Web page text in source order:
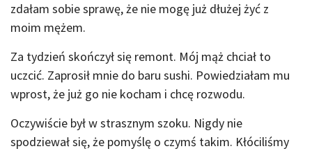
zdałam sobie sprawę, że nie mogę już dłużej żyć z
moim mężem.
Za tydzień skończył się remont. Mój mąż chciał to
uczcić. Zaprosił mnie do baru sushi. Powiedziałam mu
wprost, że już go nie kocham i chcę rozwodu.
Oczywiście był w strasznym szoku. Nigdy nie
spodziewał się, że pomyślę o czymś takim. Kłóciliśmy